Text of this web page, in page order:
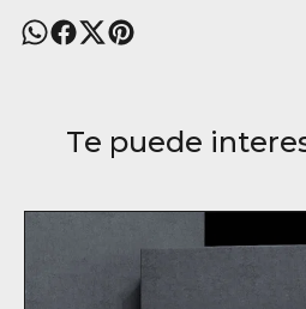
Te puede